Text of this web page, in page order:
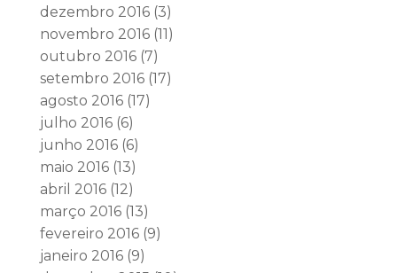
dezembro 2016(3)
novembro 2016(11)
outubro 2016(7)
setembro 2016(17)
agosto 2016(17)
julho 2016(6)
junho 2016(6)
maio 2016(13)
abril 2016(12)
março 2016(13)
fevereiro 2016(9)
janeiro 2016(9)